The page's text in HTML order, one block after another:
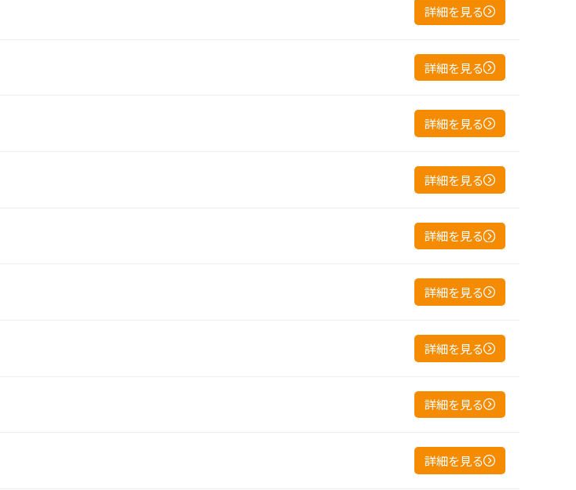
詳細を見る
詳細を見る
詳細を見る
詳細を見る
詳細を見る
詳細を見る
詳細を見る
詳細を見る
詳細を見る